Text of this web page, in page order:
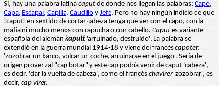
Sí, hay una palabra latina caput de donde nos llegan las palabras: Capo,
Capa, Escapar, Capilla, Caudillo y Jefe. Pero no hay ningún indicio de que
!caput! en sentido de cortar cabeza tenga que ver con el capo, con la
mafia ni mucho menos con capucha o con cabello. Caput es variante
española del alemán kaputt 'arruinado, destruído'. La palabra se
extendió en la guerra mundial 1914-18 y viene del francés capoter:
'zozobrar un barco, volcar un coche, arruinarse en el juego'. Sería de
origen provenzal "cap botar" y este cap podría venir de caput 'cabeza',
es decir, 'dar la vuelta de cabeza', como el francés chavirer'zozobrar', es
decir, cap virer.